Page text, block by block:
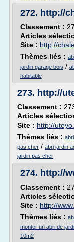
272. http://
Classement :
Articles
Site : http://
Thèmes liés :
jardin garage bois /
habitable
273. http://
Classement :
Articles
Site : http://
Thèmes liés :
pas cher / abri jardin
jardin pas cher
274. http://
Classement :
Articles
Site : http://
Thèmes liés :
monter un abri de
10m2